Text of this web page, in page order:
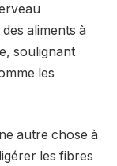
aliments à
soulignant
les
autre chose à
les fibres